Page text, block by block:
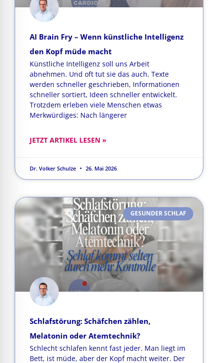
AI Brain Fry – Wenn künstliche Intelligenz
den Kopf müde macht
Künstliche Intelligenz soll uns Arbeit
abnehmen. Und oft tut sie das auch. Texte
werden schneller geschrieben, Informationen
schneller sortiert, Ideen schneller entwickelt.
Trotzdem erleben viele Menschen etwas
Merkwürdiges: Nach längerer
JETZT ARTIKEL LESEN »
Dr. Volker Schulze 26. Mai 2026
GESUNDER SCHLAF
Schlafstörung: Schäfchen zählen,
Melatonin oder Atemtechnik?
Schlecht schlafen kennt fast jeder. Man liegt im
Bett, ist müde, aber der Kopf macht weiter. Der